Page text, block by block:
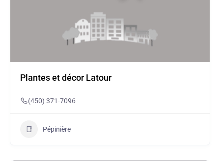
Plantes et décor Latour
(450) 371-7096
Pépinière